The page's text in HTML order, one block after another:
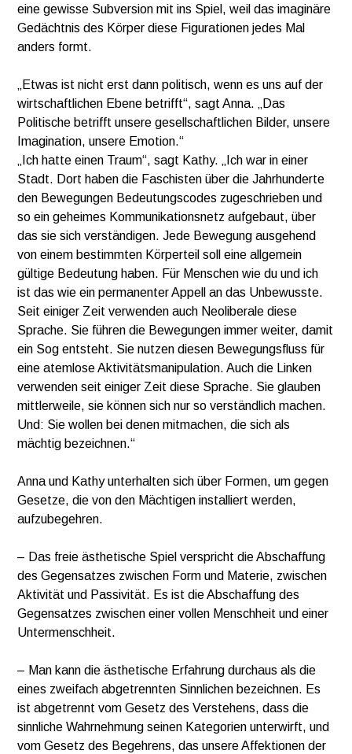
eine gewisse Subversion mit ins Spiel, weil das imaginäre
Gedächtnis des Körper diese Figurationen jedes Mal
anders formt.
„Etwas ist nicht erst dann politisch, wenn es uns auf der
wirtschaftlichen Ebene betrifft“, sagt Anna. „Das
Politische betrifft unsere gesellschaftlichen Bilder, unsere
Imagination, unsere Emotion.“
„Ich hatte einen Traum“, sagt Kathy. „Ich war in einer
Stadt. Dort haben die Faschisten über die Jahrhunderte
den Bewegungen Bedeutungscodes zugeschrieben und
so ein geheimes Kommunikationsnetz aufgebaut, über
das sie sich verständigen. Jede Bewegung ausgehend
von einem bestimmten Körperteil soll eine allgemein
gültige Bedeutung haben. Für Menschen wie du und ich
ist das wie ein permanenter Appell an das Unbewusste.
Seit einiger Zeit verwenden auch Neoliberale diese
Sprache. Sie führen die Bewegungen immer weiter, damit
ein Sog entsteht. Sie nutzen diesen Bewegungsfluss für
eine atemlose Aktivitätsmanipulation. Auch die Linken
verwenden seit einiger Zeit diese Sprache. Sie glauben
mittlerweile, sie können sich nur so verständlich machen.
Und: Sie wollen bei denen mitmachen, die sich als
mächtig bezeichnen.“
Anna und Kathy unterhalten sich über Formen, um gegen
Gesetze, die von den Mächtigen installiert werden,
aufzubegehren.
– Das freie ästhetische Spiel verspricht die Abschaffung
des Gegensatzes zwischen Form und Materie, zwischen
Aktivität und Passivität. Es ist die Abschaffung des
Gegensatzes zwischen einer vollen Menschheit und einer
Untermenschheit.
– Man kann die ästhetische Erfahrung durchaus als die
eines zweifach abgetrennten Sinnlichen bezeichnen. Es
ist abgetrennt vom Gesetz des Verstehens, dass die
sinnliche Wahrnehmung seinen Kategorien unterwirft, und
vom Gesetz des Begehrens, das unsere Affektionen der